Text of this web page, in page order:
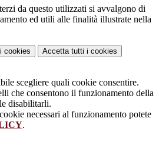
da questo utilizzati si avvalgono di
ed utili alle finalità illustrate nella
i cookies Accetta tutti i cookies
scegliere quali cookie consentire.
che consentono il funzionamento della
disabilitarli.
necessari al funzionamento potete
.